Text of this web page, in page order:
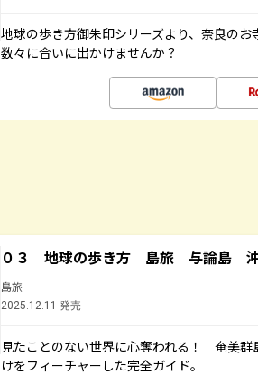
地球の歩き方御朱印シリーズより、奈良の
数々に合いに出かけませんか？
０３ 地球の歩き方 島旅 与論島
島旅
2025.12.11 発売
見たことのない世界に心奪われる！ 奄美
けをフィーチャーした完全ガイド。